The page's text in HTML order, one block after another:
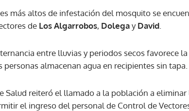
por suscribirte a nuestro boletín.
ACEPTAR
más altos de infestación del mosquito se
de Los Algarrobos, DolegayDavid
entre lluvias y periodos secos favorece
almacenan agua en recipientes sin tapa.
Salud reiteró el llamado a la población a
el ingreso del personal de Control de